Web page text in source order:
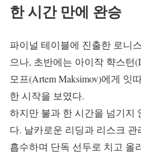
한 시간 만에 완승
파이널 테이블에 진출한 로니
으나, 초반에는 아이작 햑스턴
모프(Artem Maksimov)에게 잇
한 시작을 보였다.
하지만 불과 한 시간을 넘기지
다. 날카로운 리딩과 리스크
흡수하며 단독 선두로 치고 올